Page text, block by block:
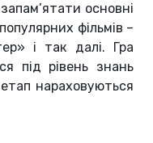
основні
фільмів –
і так далі. Гра
під рівень знань
нараховуються